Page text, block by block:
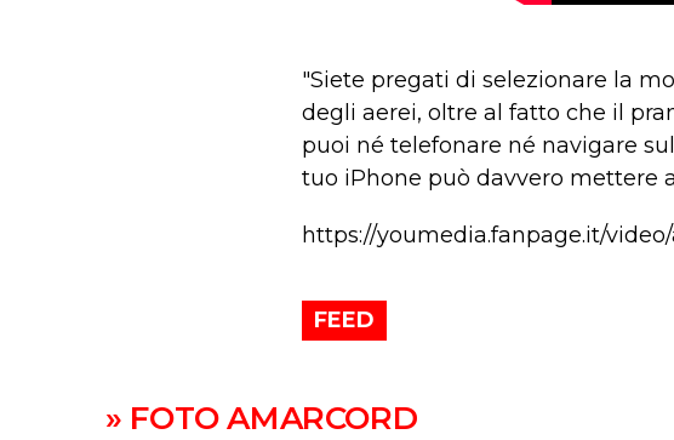
"Siete pregati di selezionare la
degli aerei, oltre al fatto che il
puoi né telefonare né navigare
tuo iPhone può davvero mettere
https://youmedia.fanpage.it/
FEED
» FOTO AMARCORD